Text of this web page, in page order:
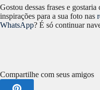
Gostou dessas frases e gostaria
inspirações para a sua foto nas
WhatsApp? É só continuar
Compartilhe com seus amigos